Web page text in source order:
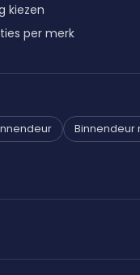
kiezen
per merk
Binnendeur